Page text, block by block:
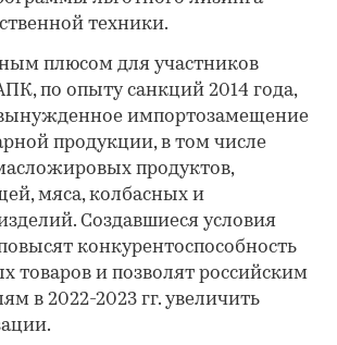
техники.
плюсом для участников
по опыту санкций 2014 года,
импортозамещение
продукции, в том числе
продуктов,
мяса, колбасных и
Создавшиеся условия
конкурентоспособность
товаров и позволят российским
в 2022-2023 гг. увеличить